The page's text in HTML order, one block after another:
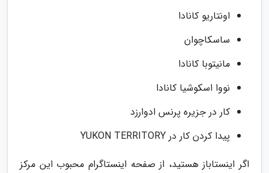
اونتاریو کانادا
ساسکاچوان
مانیتوبا کانادا
نووا اسکوشیا کانادا
کار در جزیره پرنس ادوارزد
پیدا کردن کار در YUKON TERRITORY
اگر اینستاباز هستید، از صفحه اینستاگرام محبوب این مرکز